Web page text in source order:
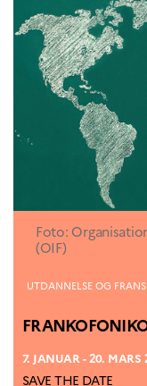
Foto:
(OIF)
Kategorier
UTDANNELSE OG
7. JANUAR - 20. MARS
SAVE THE DATE